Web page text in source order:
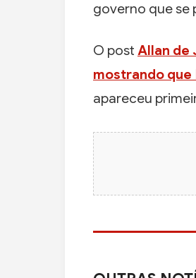
governo que se
O post Allan de
mostrando
apareceu